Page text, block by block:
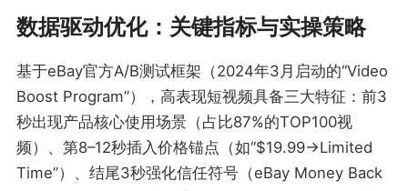
数据驱动优化：关键指标与实操策略
基于eBay官方A/B测试框架（2024年3月启动的“Video
Boost Program”），高表现短视频具备三大特征：前3
秒出现产品核心使用场景（占比87%的TOP100视
频）、第8–12秒插入价格锚点（如“$19.99→Limited
Time”）、结尾3秒强化信任符号（eBay Money Back